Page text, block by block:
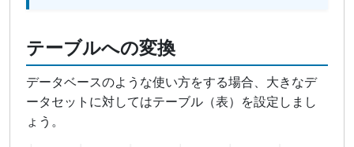
テーブルへの変換
データベースのような使い方をする場合、大きなデ
ータセットに対してはテーブル（表）を設定しまし
ょう。